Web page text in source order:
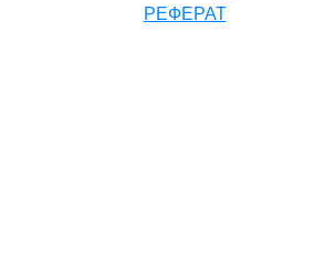
РЕФЕРАТ